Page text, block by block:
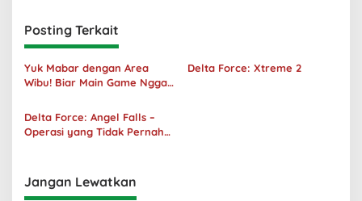
Posting Terkait
Yuk Mabar dengan Area
Wibu! Biar Main Game Nggak
Delta Force: Xtreme 2
Delta Force: Angel Falls –
Operasi yang Tidak Pernah
Jangan Lewatkan